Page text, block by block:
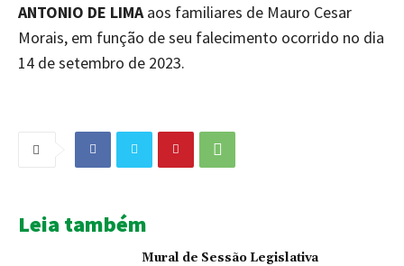
ANTONIO DE LIMA aos familiares de Mauro Cesar
Morais, em função de seu falecimento ocorrido no dia
14 de setembro de 2023.
Leia também
Mural de Sessão Legislativa